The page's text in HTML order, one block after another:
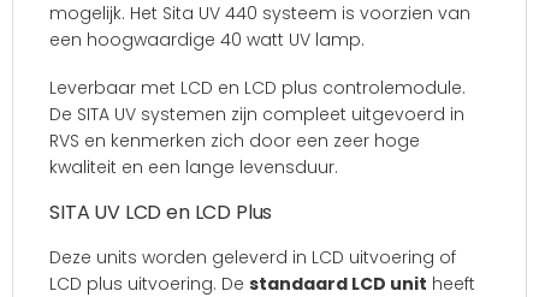
mogelijk. Het Sita UV 440 systeem is voorzien van
een hoogwaardige 40 watt UV lamp.
Leverbaar met LCD en LCD plus controlemodule.
De SITA UV systemen zijn compleet uitgevoerd in
RVS en kenmerken zich door een zeer hoge
kwaliteit en een lange levensduur.
SITA UV LCD en LCD Plus
Deze units worden geleverd in LCD uitvoering of
LCD plus uitvoering. De standaard LCD unit heeft